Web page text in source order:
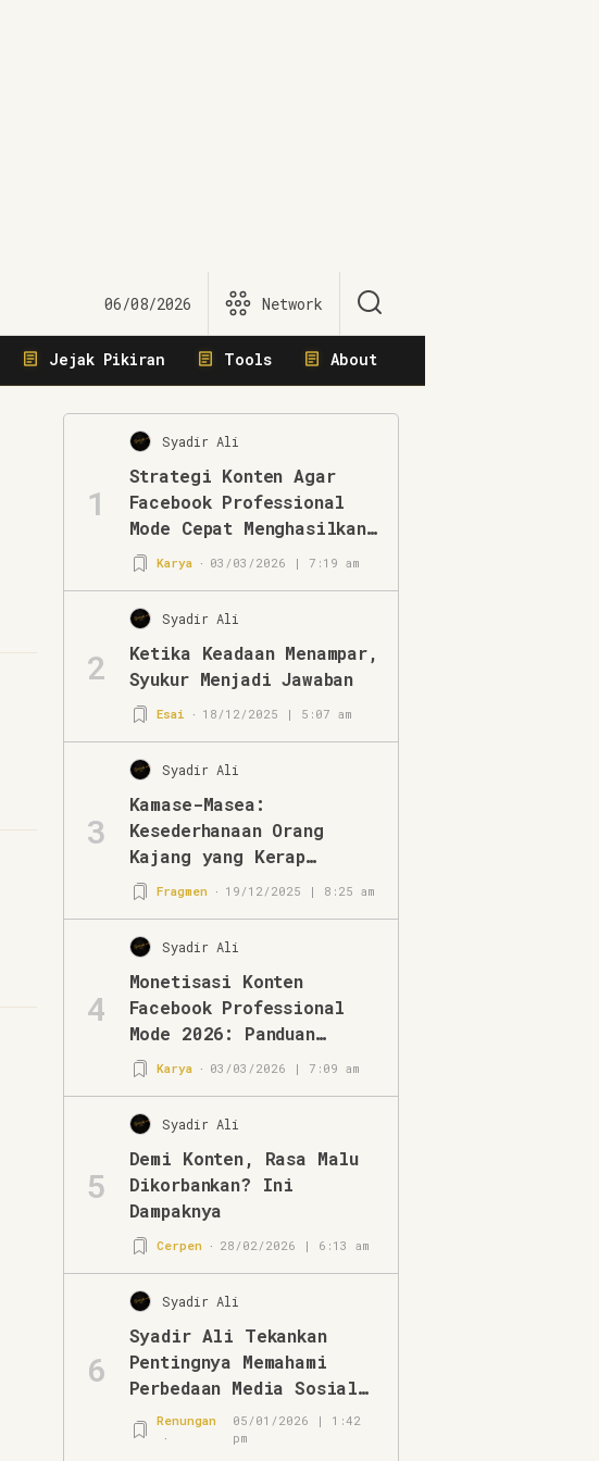
06/08/2026 Network
Jejak Pikiran Tools About
1
Syadir Ali
Strategi Konten Agar
Facebook Professional
Mode Cepat Menghasilkan
di Tahun 2026
Karya 03/03/2026 | 7:19 am
2
Syadir Ali
Ketika Keadaan Menampar,
Syukur Menjadi Jawaban
Esai 18/12/2025 | 5:07 am
3
Syadir Ali
Kamase-Masea:
Kesederhanaan Orang
Kajang yang Kerap
Disalahpahami
Fragmen 19/12/2025 | 8:25 am
4
Syadir Ali
Monetisasi Konten
Facebook Professional
Mode 2026: Panduan
Lengkap & Strategi
Karya 03/03/2026 | 7:09 am
5
Syadir Ali
Demi Konten, Rasa Malu
Dikorbankan? Ini
Dampaknya
Cerpen 28/02/2026 | 6:13 am
6
Syadir Ali
Syadir Ali Tekankan
Pentingnya Memahami
Perbedaan Media Sosial
dan Media Online
Renungan
05/01/2026 | 1:42
pm